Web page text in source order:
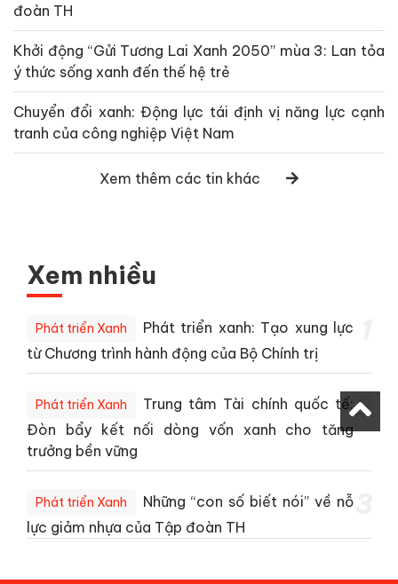
đoàn TH
Khởi động “Gửi Tương Lai Xanh 2050” mùa 3: Lan tỏa
ý thức sống xanh đến thế hệ trẻ
Chuyển đổi xanh: Động lực tái định vị năng lực cạnh
tranh của công nghiệp Việt Nam
Xem thêm các tin khác
Xem nhiều
Phát triển Xanh
Phát triển xanh: Tạo xung lực
từ Chương trình hành động của Bộ Chính trị
Phát triển Xanh
Trung tâm Tài chính quốc tế:
Đòn bẩy kết nối dòng vốn xanh cho tăng
trưởng bền vững
2
Phát triển Xanh
Những “con số biết nói” về nỗ
lực giảm nhựa của Tập đoàn TH